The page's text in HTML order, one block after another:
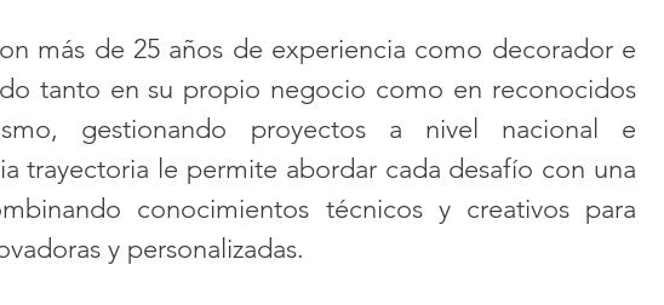
más de 25 años de experiencia como decorador e
tanto en su propio negocio como en reconocidos
gestionando proyectos a nivel nacional e
trayectoria le permite abordar cada desafío con una
conocimientos técnicos y creativos para
y personalizadas.